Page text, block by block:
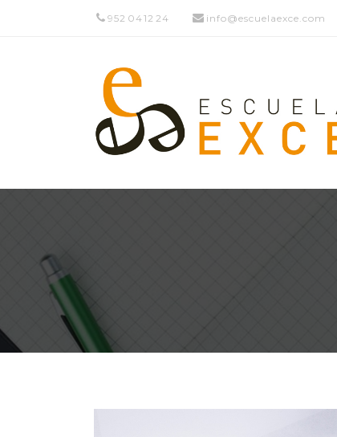
952 04 12 24 info@escuelaexce.com